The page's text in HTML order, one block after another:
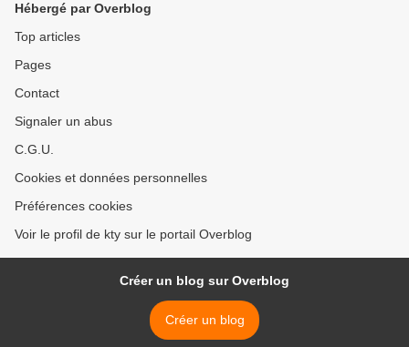
Hébergé par Overblog
Top articles
Pages
Contact
Signaler un abus
C.G.U.
Cookies et données personnelles
Préférences cookies
Voir le profil de kty sur le portail Overblog
Créer un blog sur Overblog
Créer un blog